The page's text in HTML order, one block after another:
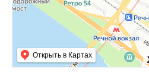
Открыть в Картах